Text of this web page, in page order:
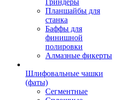
Гриндеры
Планшайбы для
станка
Баффы для
финишной
полировки
Алмазные фикерты
Шлифовальные чашки
(фаты)
Сегментные